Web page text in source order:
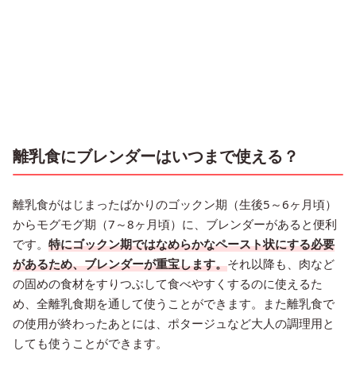
離乳食にブレンダーはいつまで使える？
離乳食がはじまったばかりのゴックン期（生後5～6ヶ月頃）
からモグモグ期（7～8ヶ月頃）に、ブレンダーがあると便利
です。 特にゴックン期ではなめらかなペースト状にする必要
があるため、ブレンダーが重宝します。それ以降も、肉など
の固めの食材をすりつぶして食べやすくするのに使えるた
め、全離乳食期を通して使うことができます。また離乳食で
の使用が終わったあとには、ポタージュなど大人の調理用と
しても使うことができます。